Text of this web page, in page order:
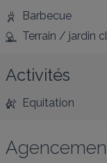
Barbecue
Terrain / jardin
Activités
Equitation